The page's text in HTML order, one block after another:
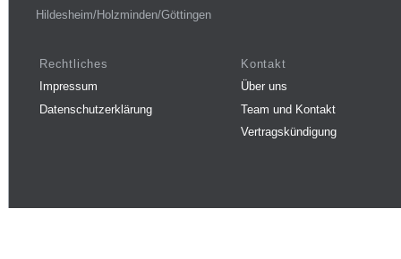
Hildesheim/Holzminden/Göttingen
Rechtliches
Impressum
Datenschutzerklärung
Kontakt
Über uns
Team und Kontakt
Vertragskündigung